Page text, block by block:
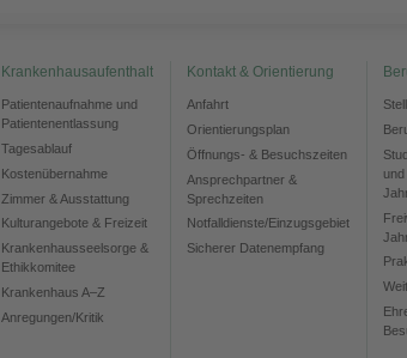
Krankenhausaufenthalt
Patientenaufnahme und
Patientenentlassung
Tagesablauf
Kostenübernahme
Zimmer & Ausstattung
Kulturangebote & Freizeit
Krankenhausseelsorge &
Ethikkomitee
Krankenhaus A–Z
Anregungen/Kritik
Kontakt & Orientierung
Anfahrt
Orientierungsplan
Öffnungs- & Besuchszeiten
Ansprechpartner &
Sprechzeiten
Notfalldienste/Einzugsgebiet
Sicherer Datenempfang